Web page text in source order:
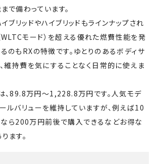
で備わっています。
ブリッドやハイブリッドもラインナップされ
モード）を超える優れた燃費性能を発
のもRXの特徴です。ゆとりのあるボディサ
維持費を気にすることなく日常的に使えま
、89.8万円〜1,228.8万円です。人気モデ
ルバリューを維持していますが、例えば10
ら200万円前後で購入できるなどお得な
ます。